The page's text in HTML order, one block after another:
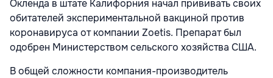
Окленда в штате Калифорния начал прививать своих
обитателей экспериментальной вакциной против
коронавируса от компании Zoetis. Препарат был
одобрен Министерством сельского хозяйства США.
В общей сложности компания-производитель